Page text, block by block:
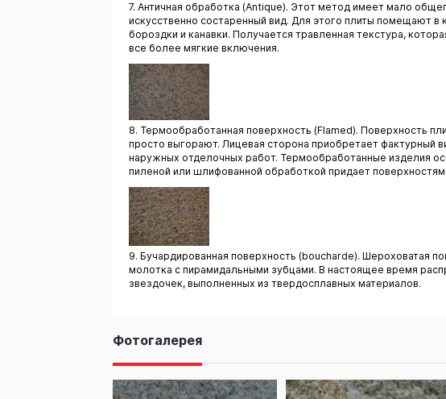
7. Античная обработка (Antique). Этот метод имеет мало
искусственно состаренный вид. Для этого плиты помещают
бороздки и канавки. Получается травленная текстура,
все более мягкие включения.
8. Термообработанная поверхность (Flamed). Поверхность
просто выгорают. Лицевая сторона приобретает фактурный
наружных отделочных работ. Термообработанные изделия
пиленой или шлифованной обработкой придает
9. Бучардированная поверхность (boucharde). Шероховатая
молотка с пирамидальными зубцами. В настоящее время
звездочек, выполненных из твердосплавных материалов.
Фотогалерея